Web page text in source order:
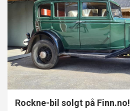
Rockne-bil solgt på Finn.no!